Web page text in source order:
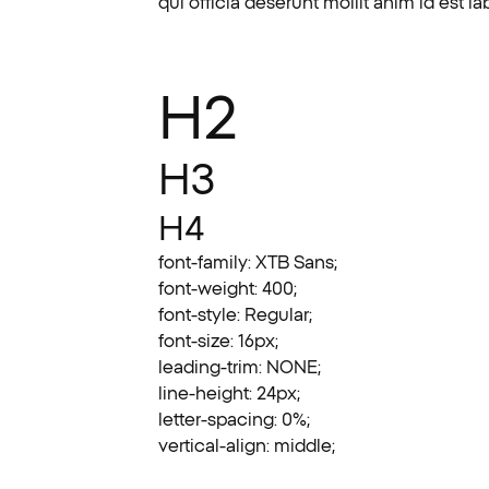
H2
H3
H4
font-family: XTB Sans;
font-weight: 400;
font-style: Regular;
font-size: 16px;
leading-trim: NONE;
line-height: 24px;
letter-spacing: 0%;
vertical-align: middle;